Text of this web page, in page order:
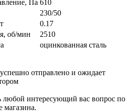
Па 610
230/50
0.17
об/мин
2510
оцинкованная сталь
отправлено и ожидает
любой интересующий вас вопрос по
магазина.